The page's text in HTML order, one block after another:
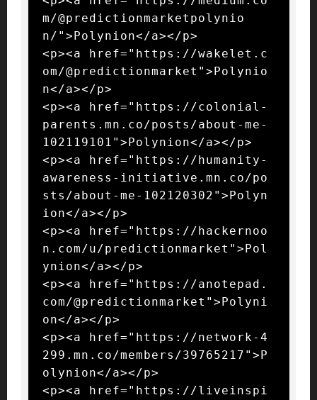
m/@predictionmarketpolynio
n/">Polynion</a></p>
<p><a href="https://wakelet.c
om/@predictionmarket">Polynio
n</a></p>
<p><a href="https://colonial-
parents.mn.co/posts/about-me-
102119101">Polynion</a></p>
<p><a href="https://humanity-
awareness-initiative.mn.co/po
sts/about-me-102120302">Polyn
ion</a></p>
<p><a href="https://hackernoo
n.com/u/predictionmarket">Pol
ynion</a></p>
<p><a href="https://anotepad.
com/@predictionmarket">Polyni
on</a></p>
<p><a href="https://network-4
299.mn.co/members/39765217">P
olynion</a></p>
<p><a href="https://liveinspi